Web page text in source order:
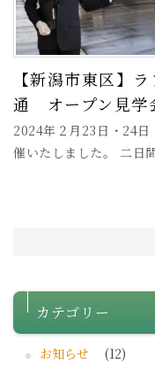
【新潟市東区】
通 オープン見学
2024年２月23日・24
催いたしました。 二日
カテゴリー
お知らせ
(12)